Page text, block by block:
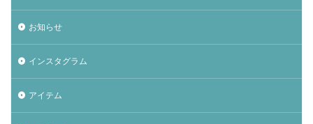
お知らせ
インスタグラム
アイテム